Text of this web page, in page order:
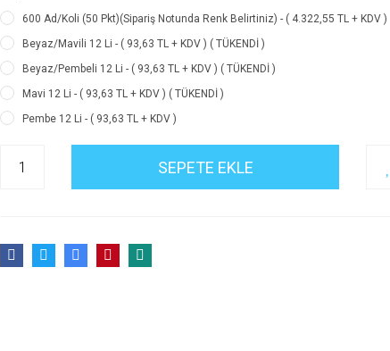
600 Ad/Koli (50 Pkt)(Sipariş Notunda Renk Belirtiniz) - ( 4.322,55 TL + KDV )
Beyaz/Mavili 12 Li - ( 93,63 TL + KDV ) ( TÜKENDİ )
Beyaz/Pembeli 12 Li - ( 93,63 TL + KDV ) ( TÜKENDİ )
Mavi 12 Li - ( 93,63 TL + KDV ) ( TÜKENDİ )
Pembe 12 Li - ( 93,63 TL + KDV )
SEPETE EKLE